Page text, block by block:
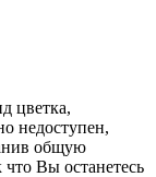
цветка,
недоступен,
общую
Вы останетесь